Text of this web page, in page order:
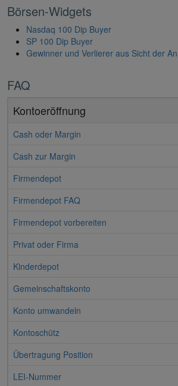
Börsen-Widgets
Nasdaq 100 Dip Buyer
SP 100 Dip Buyer
Gewinner und Verlierer aus Sicht der
FAQ
Kontoeröffnung
Cash oder Margin
Cash zur Margin
Firmendepot
Firmendepot FAQ
Firmendepot vorbereiten
Privat oder Firma
Kinderdepot
Gemeinschaftskonto
Konto umwandeln
Kontoschütz
Übertragung Position
LEI-Nummer